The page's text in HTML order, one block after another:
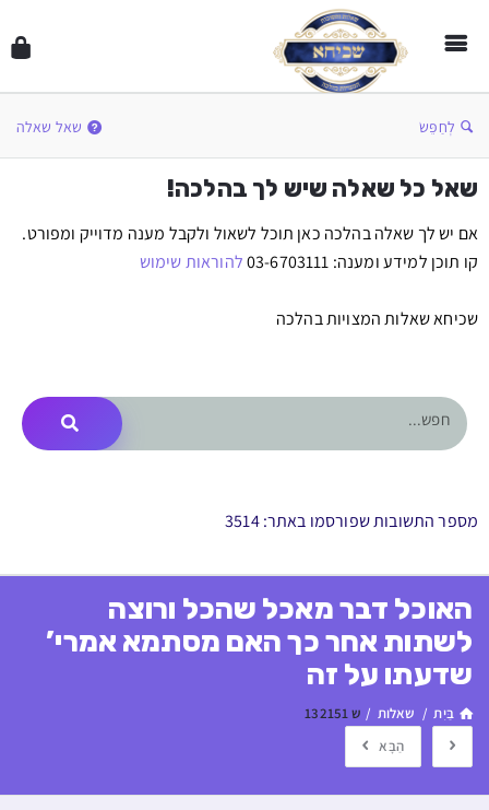
לְחַפֵּשׂ שאל שאלה
שאל כל שאלה שיש לך בהלכה!
אם יש לך שאלה בהלכה כאן תוכל לשאול ולקבל מענה מדוייק ומפורט.
קו תוכן למידע ומענה: 03-6703111
להוראות שימוש
שכיחא שאלות המצויות בהלכה
מספר התשובות שפורסמו באתר: 3514
האוכל דבר מאכל שהכל ורוצה
לשתות אחר כך האם מסתמא אמרי’
שדעתו על זה
בַּיִת / שאלות / ש 132151
הַבָּא